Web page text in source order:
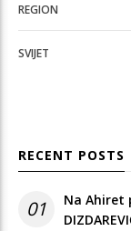
REGION
SVIJET
RECENT POSTS
01
Na Ahiret